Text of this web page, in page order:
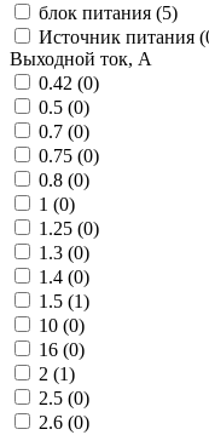
блок питания (5)
Источник питания (
Выходной ток, А
0.42 (0)
0.5 (0)
0.7 (0)
0.75 (0)
0.8 (0)
1 (0)
1.25 (0)
1.3 (0)
1.4 (0)
1.5 (1)
10 (0)
16 (0)
2 (1)
2.5 (0)
2.6 (0)